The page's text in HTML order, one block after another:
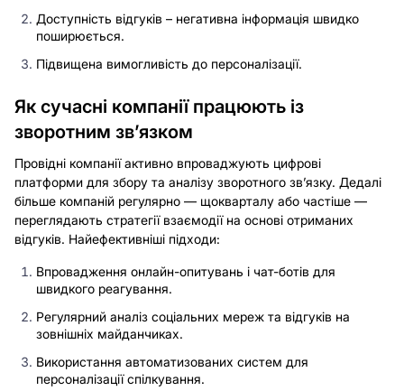
Доступність відгуків – негативна інформація швидко
поширюється.
Підвищена вимогливість до персоналізації.
Як сучасні компанії працюють із
зворотним зв’язком
Провідні компанії активно впроваджують цифрові
платформи для збору та аналізу зворотного зв’язку. Дедалі
більше компаній регулярно — щокварталу або частіше —
переглядають стратегії взаємодії на основі отриманих
відгуків. Найефективніші підходи:
Впровадження онлайн-опитувань і чат-ботів для
швидкого реагування.
Регулярний аналіз соціальних мереж та відгуків на
зовнішніх майданчиках.
Використання автоматизованих систем для
персоналізації спілкування.